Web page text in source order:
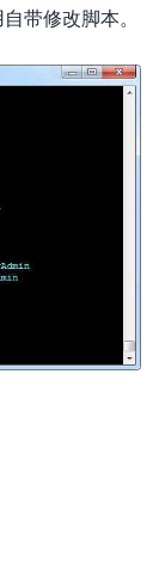
带修改脚本。